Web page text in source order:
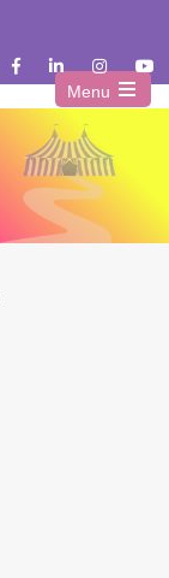
Menu
Open
main
menu